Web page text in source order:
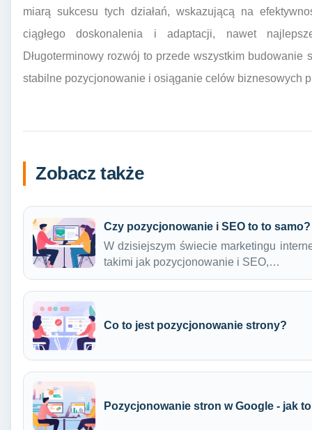
miarą sukcesu tych działań, wskazującą na
ciągłego doskonalenia i adaptacji, nawet
Długoterminowy rozwój to przede wszystkim
stabilne pozycjonowanie i osiąganie celów biznesowych
Zobacz także
Czy pozycjonowanie i SEO to to samo?
W dzisiejszym świecie marketingu
takimi jak pozycjonowanie i SEO,…
Co to jest pozycjonowanie strony?
Pozycjonowanie stron w Google - jak